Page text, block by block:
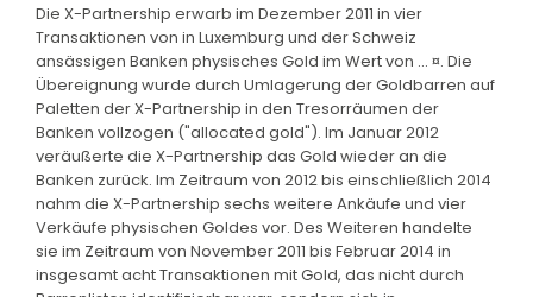
Die X-Partnership erwarb im Dezember 2011 in vier
Transaktionen von in Luxemburg und der Schweiz
ansässigen Banken physisches Gold im Wert von ... ¤. Die
Übereignung wurde durch Umlagerung der Goldbarren auf
Paletten der X-Partnership in den Tresorräumen der
Banken vollzogen ("allocated gold"). Im Januar 2012
veräußerte die X-Partnership das Gold wieder an die
Banken zurück. Im Zeitraum von 2012 bis einschließlich 2014
nahm die X-Partnership sechs weitere Ankäufe und vier
Verkäufe physischen Goldes vor. Des Weiteren handelte
sie im Zeitraum von November 2011 bis Februar 2014 in
insgesamt acht Transaktionen mit Gold, das nicht durch